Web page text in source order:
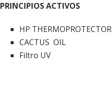
PRINCIPIOS ACTIVOS
HP THERMOPROTECTOR
CACTUS OIL
Filtro UV